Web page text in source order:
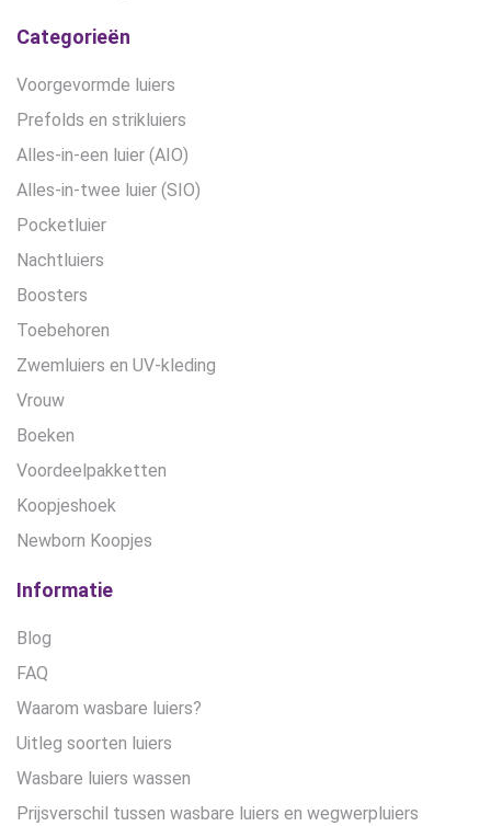
Categorieën
Voorgevormde luiers
Prefolds en strikluiers
Alles-in-een luier (AIO)
Alles-in-twee luier (SIO)
Pocketluier
Nachtluiers
Boosters
Toebehoren
Zwemluiers en UV-kleding
Vrouw
Boeken
Voordeelpakketten
Koopjeshoek
Newborn Koopjes
Informatie
Blog
FAQ
Waarom wasbare luiers?
Uitleg soorten luiers
Wasbare luiers wassen
Prijsverschil tussen wasbare luiers en wegwerpluiers